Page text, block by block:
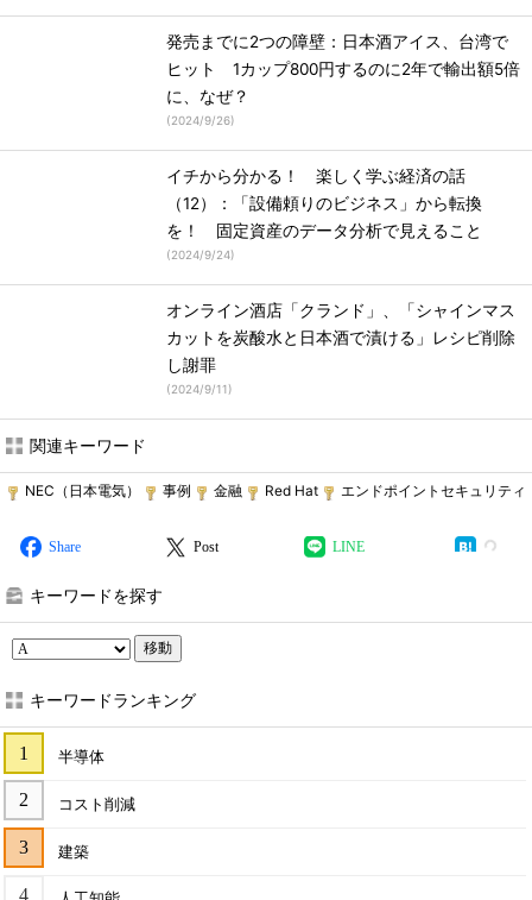
発売までに2つの障壁：日本酒アイス、台湾で
ヒット 1カップ800円するのに2年で輸出額5倍
に、なぜ？
(2024/9/26)
イチから分かる！ 楽しく学ぶ経済の話
（12）：「設備頼りのビジネス」から転換
を！ 固定資産のデータ分析で見えること
(2024/9/24)
オンライン酒店「クランド」、「シャインマス
カットを炭酸水と日本酒で漬ける」レシピ削除
し謝罪
(2024/9/11)
関連キーワード
NEC（日本電気） 事例 金融 Red Hat エンドポイントセキュリティ
Share Post LINE
キーワードを探す
移動
キーワードランキング
半導体
コスト削減
建築